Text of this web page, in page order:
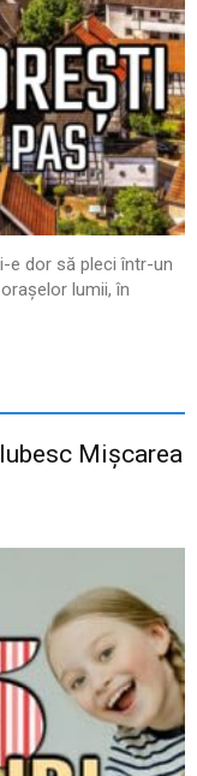
e dor să pleci într-un
lumii, în
Mișcarea